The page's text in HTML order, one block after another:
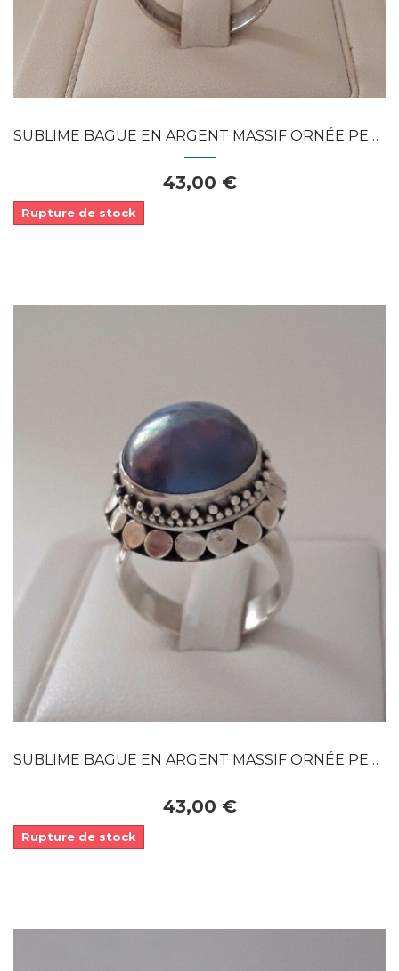
SUBLIME BAGUE EN ARGENT MASSIF ORNÉE PERLE...
43,00 €
Rupture de stock
Dans mon panier
APERÇU RAPIDE
SUBLIME BAGUE EN ARGENT MASSIF ORNÉE PERLE...
43,00 €
Rupture de stock